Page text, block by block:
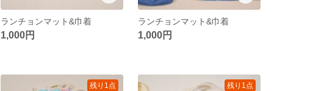
ランチョンマット&巾着
1,000円
ランチョンマット&巾着
1,000円
残り1点 残り1点